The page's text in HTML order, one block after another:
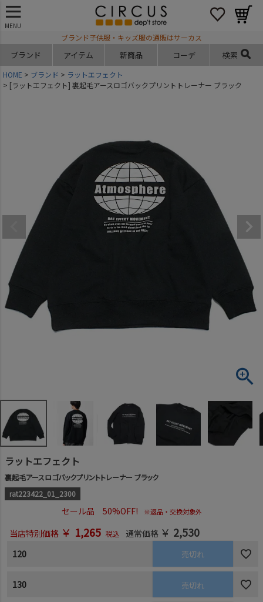
MENU
ブランド子供服・キッズ服の通販はサーカス
ブランド アイテム 新商品 コーデ 検索
HOME ブランド
ラットエフェクト
[ラットエフェクト] 裏起毛アースロゴバックプリントトレーナー ブラック
ラットエフェクト
裏起毛アースロゴバックプリントトレーナー ブラック
rat223422_01_2300
セール品 50%OFF! ※返品・交換対象外
当店特別価格 ￥ 1,265 税込 通常価格 ￥ 2,530
120 売切れ
130 売切れ